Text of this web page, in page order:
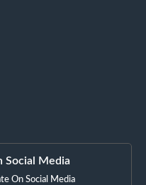
Social Media
On Social Media